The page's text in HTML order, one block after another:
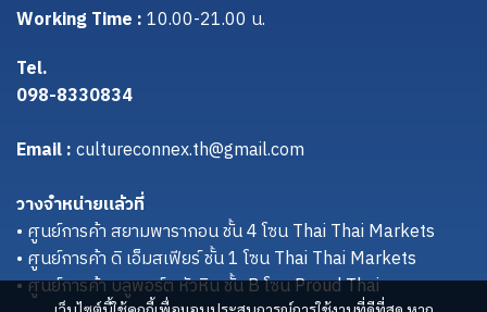
Working Time :10.00-21.00 น.
Tel.
098-8330834
Email :cultureconnex.th@gmail.com
วางจำหน่ายแล้วที่
• ศูนย์การค้า สยามพารากอน ชั้น 4 โซน Thai Thai Markets
• ศูนย์การค้า ดิ เอ็มสเฟียร์ ชั้น 1 โซน Thai Thai Markets
• ศูนย์การค้า บลูพอร์ต หัวหิน ชั้น B โซน Proud Thai